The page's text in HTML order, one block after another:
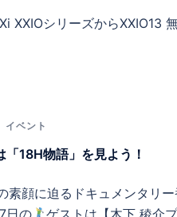
シリーズからXXIO13
イベント
18H物語」を見よう！
素顔に迫るドキュメンタリ
日の
ゲストは【木下 稜介